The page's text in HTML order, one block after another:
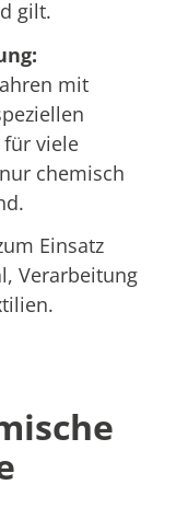
gilt.
mit
viele
chemisch
Einsatz
Verarbeitung